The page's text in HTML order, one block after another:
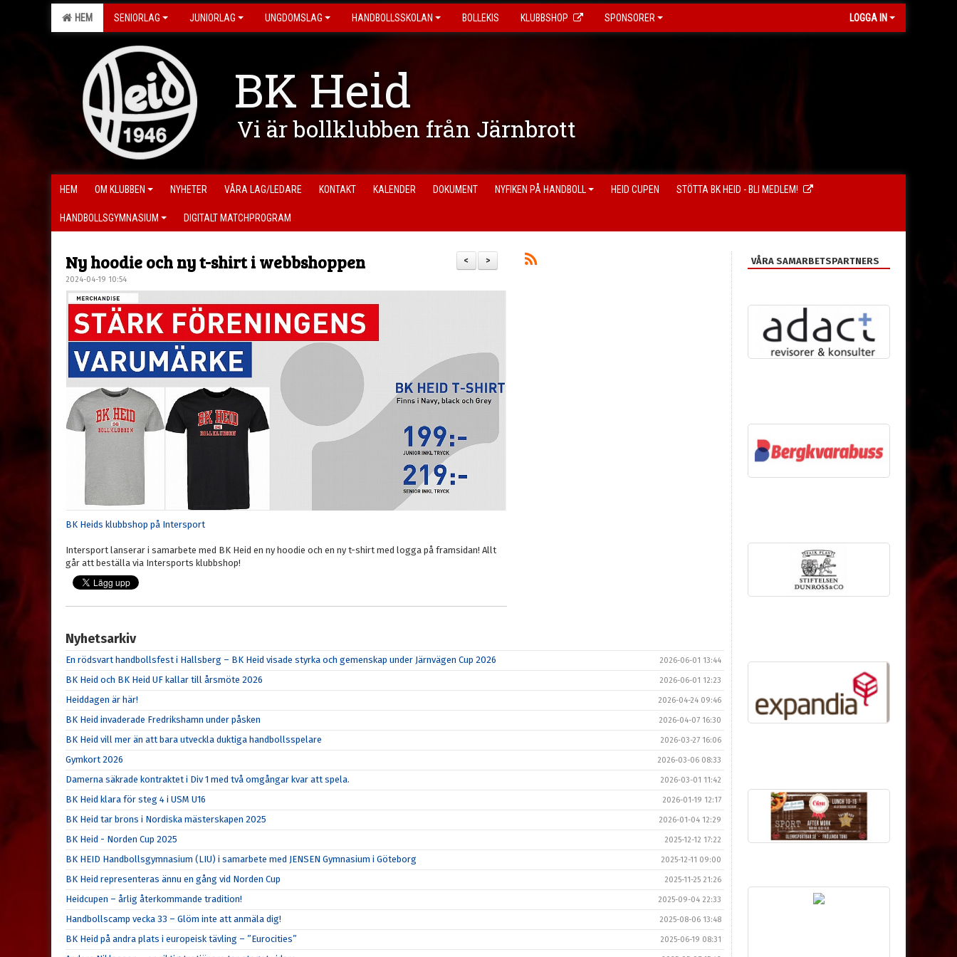
HEM SENIORLAG JUNIORLAG UNGDOMSLAG HANDBOLLSSKOLAN BOLLEKIS KLUBBSHOP SPONSORER LOGGA IN
BK Heid
Vi är bollklubben från Järnbrott
HEM OM KLUBBEN NYHETER VÅRA LAG/LEDARE KONTAKT KALENDER DOKUMENT NYFIKEN PÅ HANDBOLL HEID CUPEN STÖTTA BK HEID - BLI MEDLEM!
HANDBOLLSGYMNASIUM DIGITALT MATCHPROGRAM
>
<
Ny hoodie och ny t-shirt i webbshoppen
2024-04-19 10:54
BK Heids klubbshop på Intersport
Intersport lanserar i samarbete med BK Heid en ny hoodie och en ny t-shirt med logga på framsidan! Allt
går att beställa via Intersports klubbshop!
Nyhetsarkiv
En rödsvart handbollsfest i Hallsberg – BK Heid visade styrka och gemenskap under Järnvägen Cup 2026 2026-06-01 13:44
BK Heid och BK Heid UF kallar till årsmöte 2026 2026-06-01 12:23
Heiddagen är här! 2026-04-24 09:46
BK Heid invaderade Fredrikshamn under påsken 2026-04-07 16:30
BK Heid vill mer än att bara utveckla duktiga handbollsspelare 2026-03-27 16:06
Gymkort 2026 2026-03-06 08:33
Damerna säkrade kontraktet i Div 1 med två omgångar kvar att spela. 2026-03-01 11:42
BK Heid klara för steg 4 i USM U16 2026-01-19 12:17
BK Heid tar brons i Nordiska mästerskapen 2025 2026-01-04 12:29
BK Heid - Norden Cup 2025 2025-12-12 17:22
BK HEID Handbollsgymnasium (LIU) i samarbete med JENSEN Gymnasium i Göteborg 2025-12-11 09:00
BK Heid representeras ännu en gång vid Norden Cup 2025-11-25 21:26
Heidcupen – årlig återkommande tradition! 2025-09-04 22:33
Handbollscamp vecka 33 – Glöm inte att anmäla dig! 2025-08-06 13:48
BK Heid på andra plats i europeisk tävling – ”Eurocities” 2025-06-19 08:31
VÅRA SAMARBETSPARTNERS